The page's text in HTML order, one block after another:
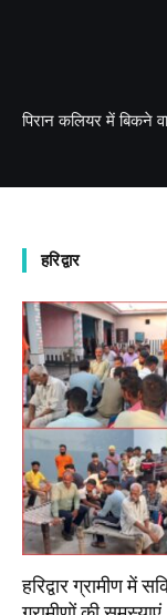
पिरान कलियर में बिकने
हरिद्वार
हरिद्वार ग्रामीण में